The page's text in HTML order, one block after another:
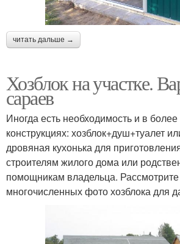
читать дальше →
Хозблок на участке.
сараев
Иногда есть необходимость и в
конструкциях: хозблок+душ+туалет
дровяная кухонька для
строителям жилого дома или
помощникам владельца.
многочисленных фото хозблока для